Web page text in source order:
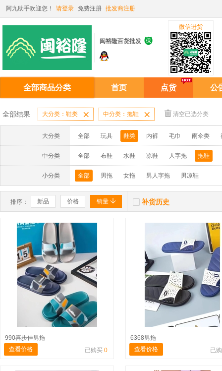
阿九助手欢迎您！ 请登录 免费注册 批发商注册
闽裕隆百货批发 
微信进货
全部商品分类 首页 点货 公
全部结果 大分类：鞋类  中分类：拖鞋  清空已选分类
大分类 全部 玩具 鞋类 内裤 毛巾 雨伞类
中分类 全部 布鞋 水鞋 凉鞋 人字拖 拖鞋
小分类 全部 男拖 女拖 男人字拖 男凉鞋
排序： 新品 价格 销量   补货历史
990喜步佳男拖
查看价格
已购买 0
6368男拖
查看价格
已